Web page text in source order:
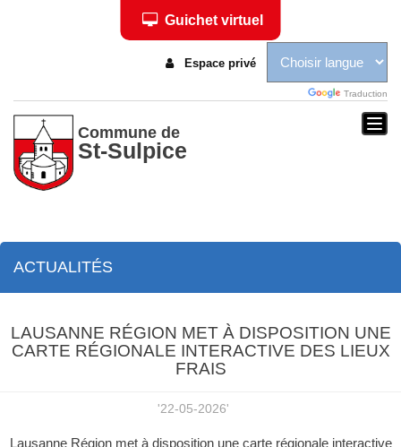
Traduction
Espace privé
Guichet virtuel
Commune de
St-Sulpice
ACTUALITÉS
LAUSANNE RÉGION MET À DISPOSITION UNE
CARTE RÉGIONALE INTERACTIVE DES LIEUX
FRAIS
'22-05-2026'
Lausanne Région met à disposition une carte régionale interactive